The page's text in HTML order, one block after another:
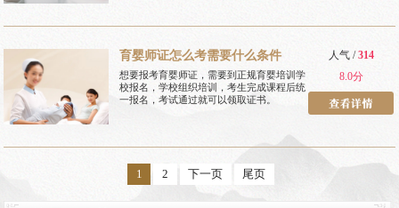
育婴师证怎么考需要什么条件
想要报考育婴师证，需要到正规育婴培训学
校报名，学校组织培训，考生完成课程后统
一报名，考试通过就可以领取证书。
人气 /314
8.0分
1 2 下一页 尾页